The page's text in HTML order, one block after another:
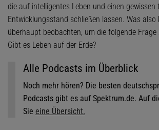
die auf intelligentes Leben und einen gewissen
Entwicklungsstand schließen lassen. Was also
überhaupt beobachten, um die folgende
Gibt es Leben auf der Erde?
Alle Podcasts im Überblick
Noch mehr hören? Die besten
Podcasts gibt es auf Spektrum.de. Auf
Sie eine Übersicht.